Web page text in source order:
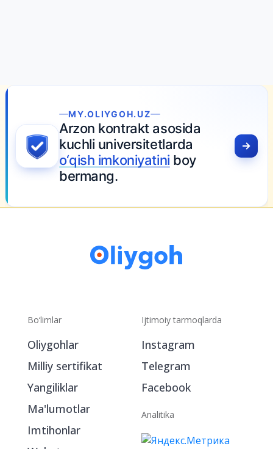
MY.OLIYGOH.UZ
Arzon kontrakt asosida
kuchli universitetlarda
o‘qish imkoniyatini boy
bermang.
Bo‘limlar
Oliygohlar
Milliy sertifikat
Yangiliklar
Ma'lumotlar
Imtihonlar
Ijtimoiy tarmoqlarda
Instagram
Telegram
Facebook
Analitika